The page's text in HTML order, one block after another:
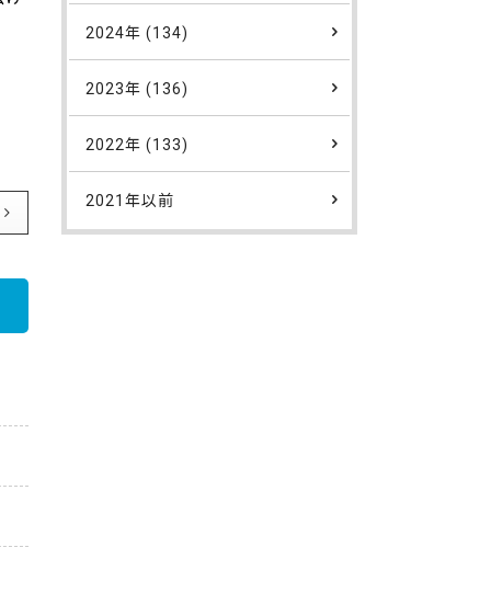
2024年 (134)
2023年 (136)
2022年 (133)
2021年以前